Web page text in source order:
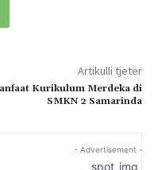
Artikulli tjetër
Kurikulum Merdeka di
SMKN 2 Samarinda
- Advertisement -